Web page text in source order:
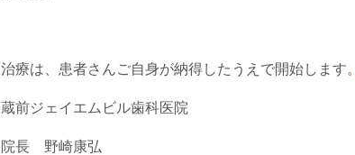
治療は、患者さんご自身が納得したうえで開始します。
蔵前ジェイエムビル歯科医院
院長 野崎康弘